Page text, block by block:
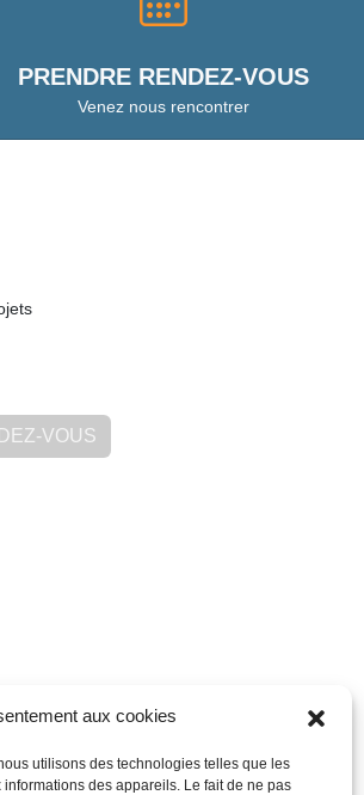
aux cookies
utilisons des technologies telles que les
des appareils. Le fait de ne pas
PRENDRE RENDEZ-VOUS
Venez nous rencontrer
VOUS